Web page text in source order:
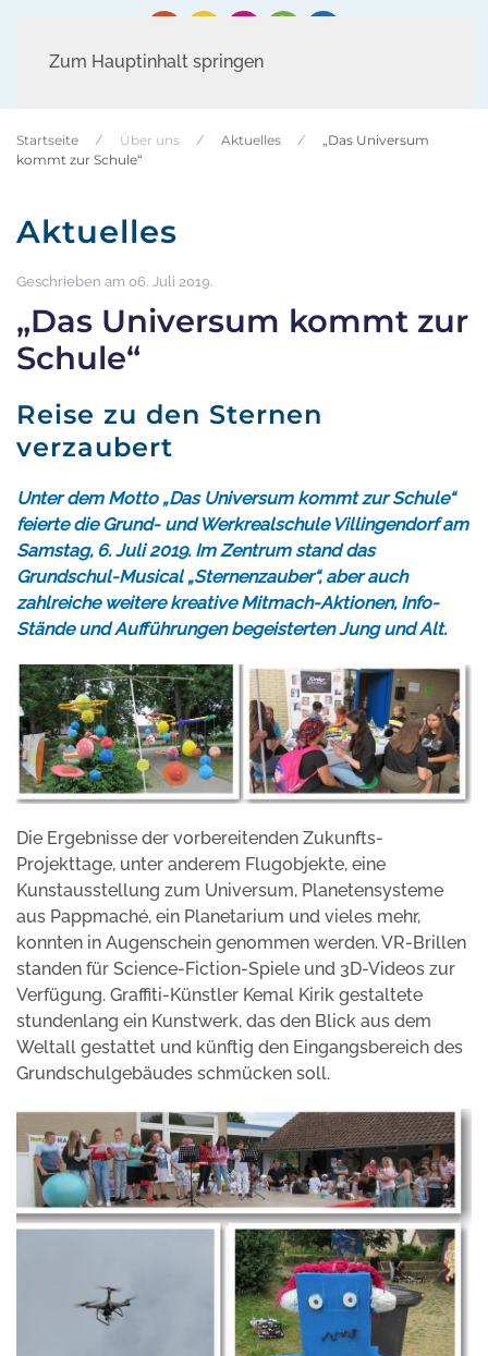
Zum Hauptinhalt springen
Startseite Über uns Aktuelles
„Das Universum
kommt zur Schule“
Aktuelles
Geschrieben am 06. Juli 2019.
„Das Universum kommt zur
Schule“
Reise zu den Sternen
verzaubert
Unter dem Motto „Das Universum kommt zur Schule“
feierte die Grund- und Werkrealschule Villingendorf am
Samstag, 6. Juli 2019. Im Zentrum stand das
Grundschul-Musical „Sternenzauber“, aber auch
zahlreiche weitere kreative Mitmach-Aktionen, Info-
Stände und Aufführungen begeisterten Jung und Alt.
Die Ergebnisse der vorbereitenden Zukunfts-
Projekttage, unter anderem Flugobjekte, eine
Kunstausstellung zum Universum, Planetensysteme
aus Pappmaché, ein Planetarium und vieles mehr,
konnten in Augenschein genommen werden. VR-Brillen
standen für Science-Fiction-Spiele und 3D-Videos zur
Verfügung. Graffiti-Künstler Kemal Kirik gestaltete
stundenlang ein Kunstwerk, das den Blick aus dem
Weltall gestattet und künftig den Eingangsbereich des
Grundschulgebäudes schmücken soll.